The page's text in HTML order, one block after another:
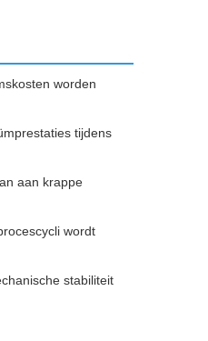
worden
tijdens
aan krappe
wordt
stabiliteit